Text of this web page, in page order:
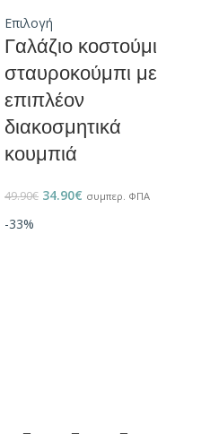
Επιλογή
Γαλάζιο κοστούμι
σταυροκούμπι με
επιπλέον
διακοσμητικά
κουμπιά
49.90€ 34.90€ συμπερ. ΦΠΑ
-33%